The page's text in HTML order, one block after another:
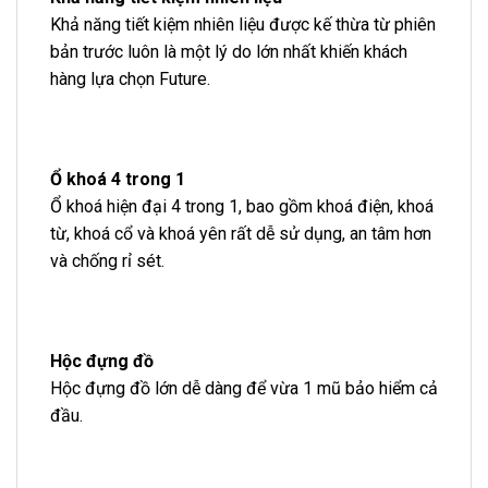
Khả năng tiết kiệm nhiên liệu được kế thừa từ phiên
bản trước luôn là một lý do lớn nhất khiến khách
hàng lựa chọn Future.
Ổ khoá 4 trong 1
Ổ khoá hiện đại 4 trong 1, bao gồm khoá điện, khoá
từ, khoá cổ và khoá yên rất dễ sử dụng, an tâm hơn
và chống rỉ sét.
Hộc đựng đồ
Hộc đựng đồ lớn dễ dàng để vừa 1 mũ bảo hiểm cả
đầu.